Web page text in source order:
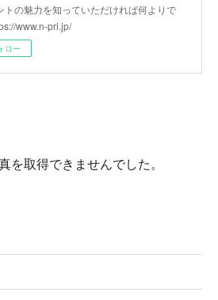
トの魅力を知っていただければ何よりで
www.n-pri.jp/
ロー
を取得できませんでした。